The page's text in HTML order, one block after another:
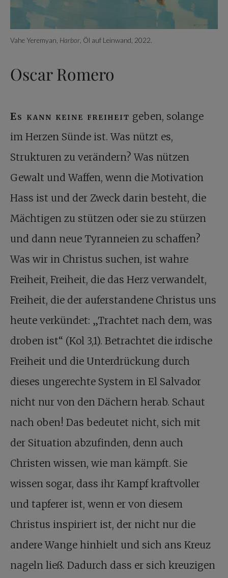
Vahe Yeremyan, Harbor , Öl auf Leinwand, 2022.
Oscar Romero
Es kann keine freiheit geben, solange
im Herzen Sünde ist. Was nützt es,
Strukturen zu verändern? Was nützen
Gewalt und Waffen, wenn die Motivation
Hass ist und der Zweck darin besteht, die
Mächtigen zu stützen oder sie zu stürzen
und dann neue Tyranneien zu schaffen?
Was wir in Christus suchen, ist wahre
Freiheit, Freiheit, die das Herz verwandelt,
Freiheit, die der auferstandene Christus uns
heute verkündet: „Trachtet nach dem, was
droben ist“ (Kol 3,1). Betrachtet die irdische
Freiheit und die Unterdrückung durch
dieses ungerechte System in El Salvador
nicht nur von den Dächern herab. Schaut
nach oben! Das bedeutet nicht, sich mit
der Situation abzufinden, denn auch
Christen wissen, wie man kämpft. Sie
wissen sogar, dass ihr Kampf kraftvoller
und tapferer ist, wenn er von diesem
Christus inspiriert ist, der nicht nur die
andere Wange hinhielt und sich ans Kreuz
nageln ließ. Dadurch dass er sich kreuzigen